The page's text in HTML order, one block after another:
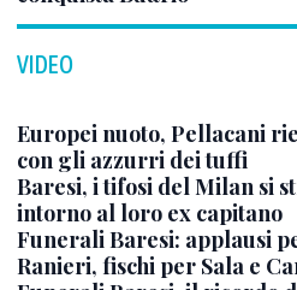
VIDEO
Europei nuoto, Pellacani
con gli azzurri dei tuffi
Baresi, i tifosi del Milan si
intorno al loro ex capitano
Funerali Baresi: applausi
Ranieri, fischi per Sala e